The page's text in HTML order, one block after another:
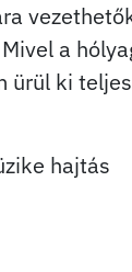
a
ürül ki
hajtás